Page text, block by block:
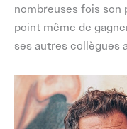
nombreuses fois son
point même de
ses autres collègues